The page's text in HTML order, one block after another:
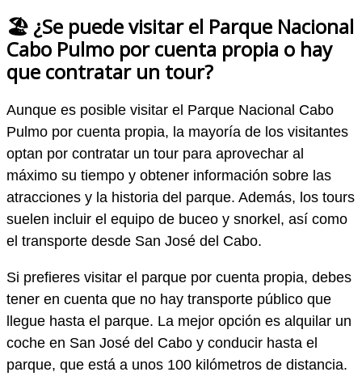
🏖️ ¿Se puede visitar el Parque Nacional
Cabo Pulmo por cuenta propia o hay
que contratar un tour?
Aunque es posible visitar el Parque Nacional Cabo
Pulmo por cuenta propia, la mayoría de los visitantes
optan por contratar un tour para aprovechar al
máximo su tiempo y obtener información sobre las
atracciones y la historia del parque. Además, los tours
suelen incluir el equipo de buceo y snorkel, así como
el transporte desde San José del Cabo.
Si prefieres visitar el parque por cuenta propia, debes
tener en cuenta que no hay transporte público que
llegue hasta el parque. La mejor opción es alquilar un
coche en San José del Cabo y conducir hasta el
parque, que está a unos 100 kilómetros de distancia.